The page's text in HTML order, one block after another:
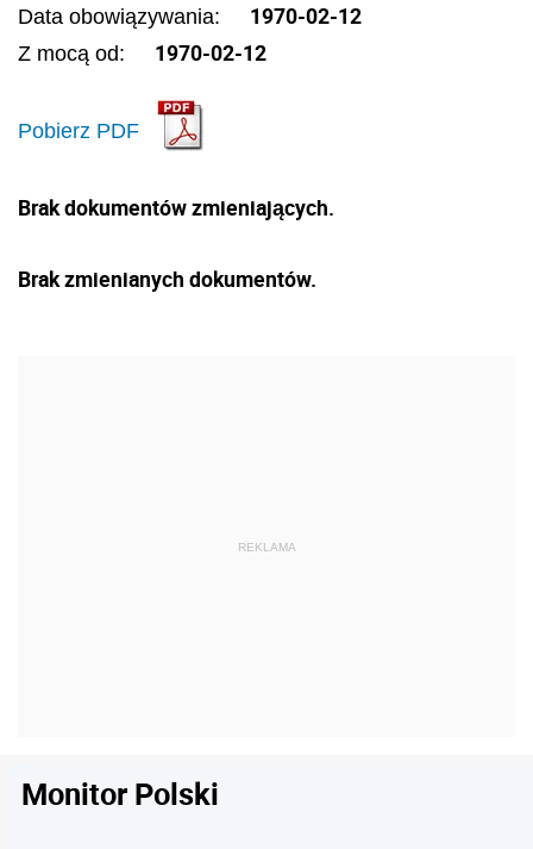
Data obowiązywania: 1970-02-12
Z mocą od: 1970-02-12
Pobierz PDF
Brak dokumentów zmieniających.
Brak zmienianych dokumentów.
Monitor Polski